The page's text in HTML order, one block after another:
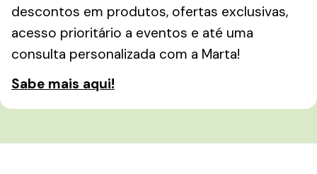
descontos em produtos, ofertas exclusivas,
acesso prioritário a eventos e até uma
consulta personalizada com a Marta!
Sabe mais aqui!